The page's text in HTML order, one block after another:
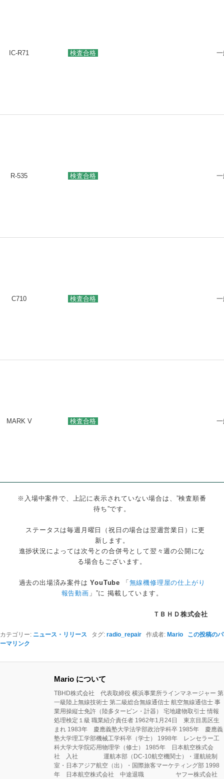
IC-R71 検査合格
R-535 検査合格
C710 検査合格
MARK V 検査合格
※入場中案件で、上記に表示されていない場合は、”検査順番
待ち”です。
ステータスは毎週月曜日（祝日の場合は翌週営業日）に更
新します。
進捗状況によっては次号との合併号として翌々週の公開にな
る場合もございます。
過去の出場済み案件はYouTube 「 無線機修理屋の仕上がり
報告動画 」”に 掲載しています。
ＴＢＨＤ株式会社
カテゴリー: ニュース・リリース タグ: radio_repair 作成者: Mario
この投稿のパ
ーマリンク
Mario について
TBHD株式会社 代表取締役 横浜事業所ラインマネージャー 第
一級陸上無線技術士 第二級総合無線通信士 航空無線通信士 事
業用操縦士免許（陸多タービン・計器） 宅地建物取引士 情報
処理検定１級 職業紹介責任者 1962年1月24日 東京目黒区生
まれ 1983年 慶應義塾大学法学部政治学科卒 1985年 慶應義
塾大学理工学部機械工学科卒（学士） 1998年 レンセラー工
科大学大学院応用物理学（修士） 1985年 日本航空株式会
社 入社 運航本部（DC-10航空機関士）・運航統制
室・日本アジア航空（出）・国際旅客マーケティング部 1998
年 日本航空株式会社 中途退職 ヤフー株式会社